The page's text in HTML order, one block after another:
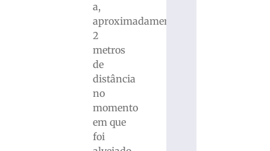
a,
aproximadamente,
2
metros
de
distância
no
momento
em que
foi